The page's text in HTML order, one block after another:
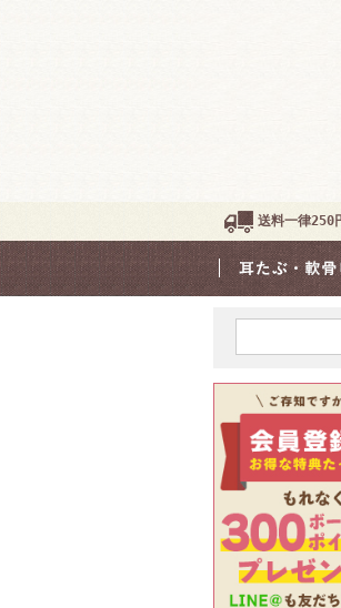
送料一律